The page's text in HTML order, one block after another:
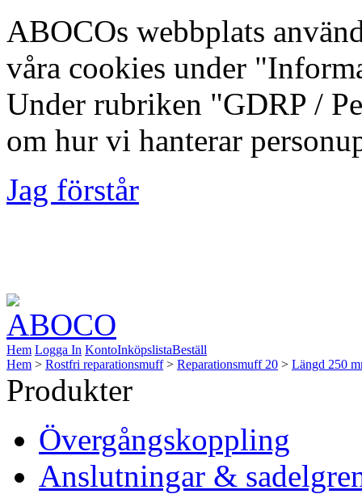
ABOCOs webbplats
våra cookies under
Under rubriken "GDRP /
om hur vi hanterar
Jag förstår
Hem Logga In KontoInköpslistaBeställ
Hem > Rostfri reparationsmuff> Reparationsmuff 20 > Längd 250
Produkter
Övergångskoppling
Anslutningar &